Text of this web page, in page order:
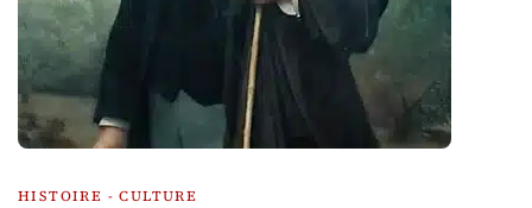
HISTOIRE - CULTURE